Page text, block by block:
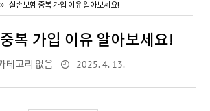
실손보험 중복 가입 이유 알아보세요!
복 가입 이유 알아보세요!
테고리 없음 2025. 4. 13.